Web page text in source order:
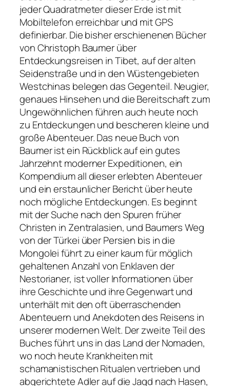
jeder Quadratmeter dieser Erde ist mit
Mobiltelefon erreichbar und mit GPS
definierbar. Die bisher erschienenen Bücher
von Christoph Baumer über
Entdeckungsreisen in Tibet, auf der alten
Seidenstraße und in den Wüstengebieten
Westchinas belegen das Gegenteil. Neugier,
genaues Hinsehen und die Bereitschaft zum
Ungewöhnlichen führen auch heute noch
zu Entdeckungen und bescheren kleine und
große Abenteuer. Das neue Buch von
Baumer ist ein Rückblick auf ein gutes
Jahrzehnt moderner Expeditionen, ein
Kompendium all dieser erlebten Abenteuer
und ein erstaunlicher Bericht über heute
noch mögliche Entdeckungen. Es beginnt
mit der Suche nach den Spuren früher
Christen in Zentralasien, und Baumers Weg
von der Türkei über Persien bis in die
Mongolei führt zu einer kaum für möglich
gehaltenen Anzahl von Enklaven der
Nestorianer, ist voller Informationen über
ihre Geschichte und ihre Gegenwart und
unterhält mit den oft überraschenden
Abenteuern und Anekdoten des Reisens in
unserer modernen Welt. Der zweite Teil des
Buches führt uns in das Land der Nomaden,
wo noch heute Krankheiten mit
schamanistischen Ritualen vertrieben und
abgerichtete Adler auf die Jagd nach Hasen,